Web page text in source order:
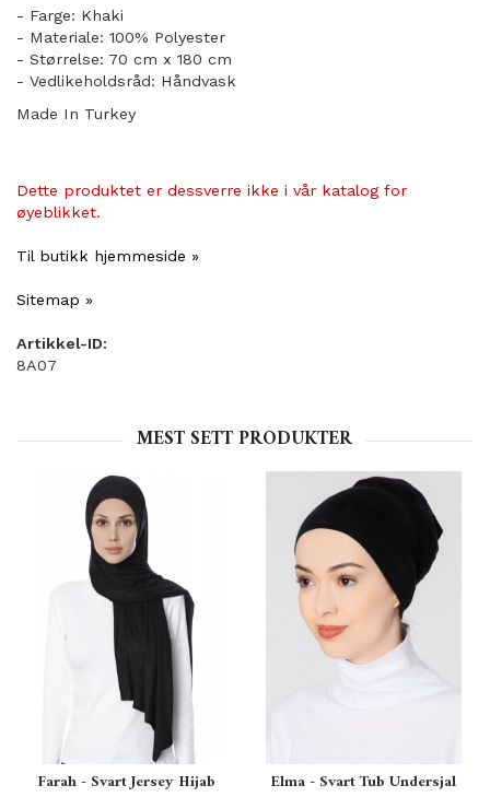
- Farge: Khaki
- Materiale: 100% Polyester
- Størrelse: 70 cm x 180 cm
- Vedlikeholdsråd: Håndvask
Made In Turkey
Dette produktet er dessverre ikke i vår katalog for
øyeblikket.
Til butikk hjemmeside »
Sitemap »
Artikkel-ID:
8A07
MEST SETT PRODUKTER
Farah - Svart Jersey Hijab Elma - Svart Tub Undersjal